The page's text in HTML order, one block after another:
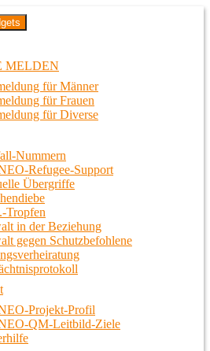
in Berlin
MELDEN
für Männer
für Frauen
für Diverse
Nummern
Refugee-Support
Übergriffe
Tropfen
in der Beziehung
gegen Schutzbefohlene
Projekt-Profil
QM-Leitbild-Ziele